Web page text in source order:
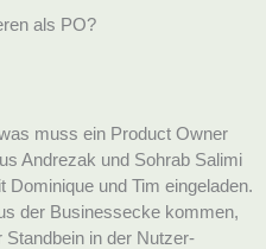
als PO?
muss ein Product Owner
Andrezak und Sohrab Salimi
und Tim eingeladen.
der Businessecke kommen,
in der Nutzer-